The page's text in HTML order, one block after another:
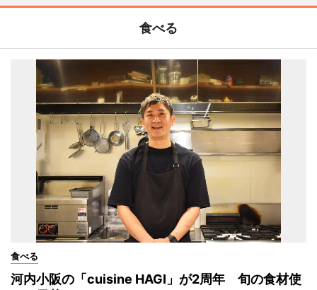
食べる
食べる
河内小阪の「cuisine HAGI」が2周年 旬の食材使